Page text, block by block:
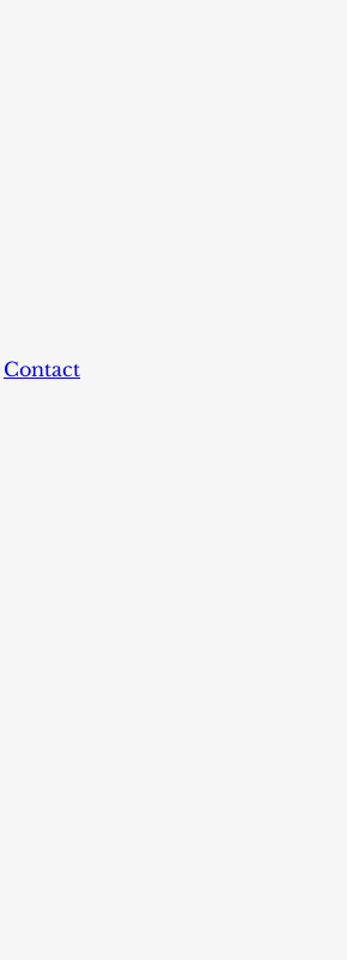
Contact